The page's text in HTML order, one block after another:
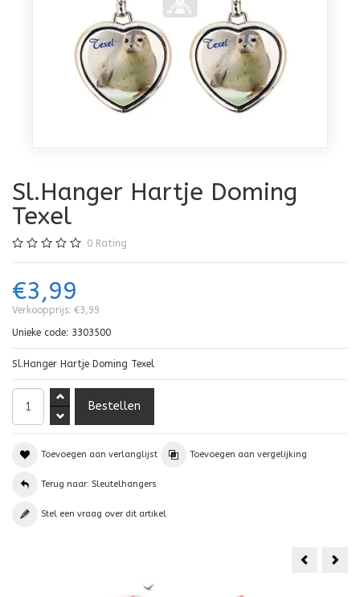
Sl.Hanger Hartje Doming
Texel
0 Rating
€3,99
Verkoopprijs: €3,99
Unieke code: 3303500
Sl.Hanger Hartje Doming Texel
Toevoegen aan verlanglijst Toevoegen aan vergelijking
Terug naar: Sleutelhangers
Stel een vraag over dit artikel
Houten